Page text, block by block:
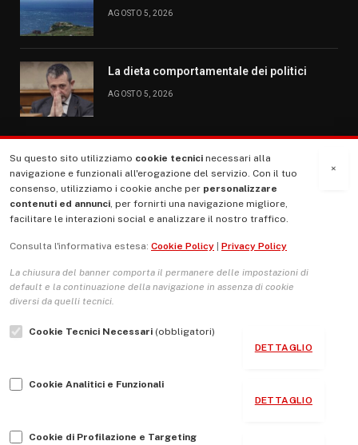
AGOSTO 5, 2026
La dieta comportamentale dei politici
AGOSTO 5, 2026
MENU
La Nostra Storia
Le Copertine
L’Associazione
Indirizzo Socio Politico Culturale
Guida per le autrici e gli autori
×
Su questo sito utilizziamo cookie tecnici necessari alla
navigazione e funzionali all'erogazione del servizio. Con il tuo
consenso, utilizziamo i cookie anche per personalizzare
contenuti ed annunci, per fornirti una navigazione migliore,
facilitare le interazioni social e analizzare il nostro traffico.
Consulta l'informativa estesa: Cookie Policy Privacy Policy
La chiusura del banner comporta il permanere delle impostazioni di
default e la continuazione della navigazione in assenza di cookie
diversi da quelli tecnici.
Cookie Tecnici Necessari (obbligatori)
DETTAGLIO
Cookie Analitici e Funzionali
DETTAGLIO
Cookie di Profilazione e Targeting